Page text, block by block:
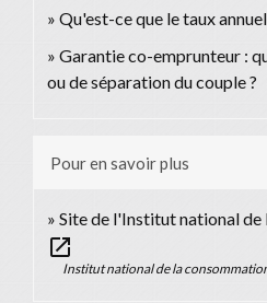
Qu'est-ce que le taux
Garantie co-emprunteur :
ou de séparation du couple ?
Pour en savoir plus
Site de l'Institut national
open_in_new
Institut national de la